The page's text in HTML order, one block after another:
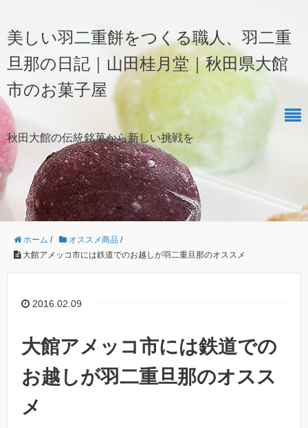
美しい羽二重餅をつくる職人、羽二重
旦那の日記｜山田桂月堂｜秋田県大館
市のお菓子屋
秋田大館の伝統銘菓から新しい挑戦を
ホーム / オススメ商品 /
大館アメッコ市には鉄道でのお越しが羽二重旦那のオススメ
2016.02.09
大館アメッコ市には鉄道での
お越しが羽二重旦那のオスス
メ